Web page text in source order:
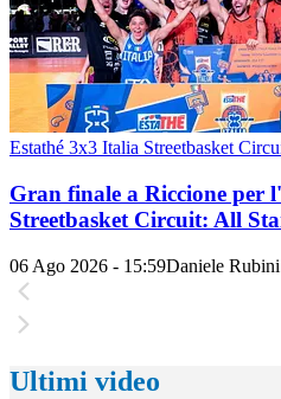
Estathé 3x3 Italia Streetbasket
Gran finale a Riccione per
Streetbasket Circuit: All
06 Ago 2026 - 15:59Daniele Rubini
Ultimi video